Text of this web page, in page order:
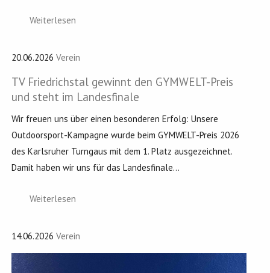
Weiterlesen
20.06.2026 Verein
TV Friedrichstal gewinnt den GYMWELT-Preis
und steht im Landesfinale
Wir freuen uns über einen besonderen Erfolg: Unsere
Outdoorsport-Kampagne wurde beim GYMWELT-Preis 2026
des Karlsruher Turngaus mit dem 1. Platz ausgezeichnet.
Damit haben wir uns für das Landesfinale...
Weiterlesen
14.06.2026 Verein